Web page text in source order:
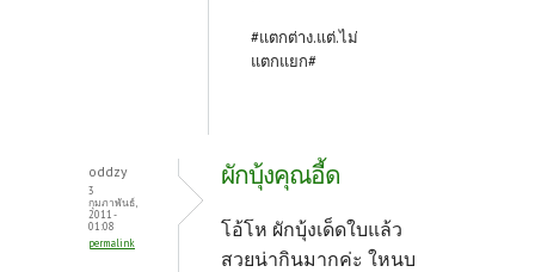
#แตกต่าง.แต่.ไม่
แตกแยก#
oddzy
3
กุมภาพันธ์,
2011 -
01:08
permalink
ผักบุ้งคุณอี้ด
โอ้โห ผักบุ้งเด็ดใบแล้ว
สวยน่ากินมากค่ะ ใหนบ